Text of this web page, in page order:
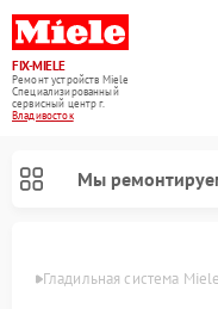
FIX-MIELE
Ремонт устройств Miele
Специализированный
cервисный центр г.
Владивосток
Мы
Гладильная система